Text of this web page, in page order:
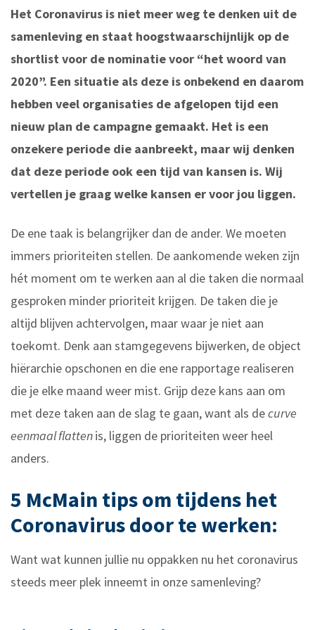
Het Coronavirus is niet meer weg te denken uit de
samenleving en staat hoogstwaarschijnlijk op de
shortlist voor de nominatie voor “het woord van
2020”. Een situatie als deze is onbekend en daarom
hebben veel organisaties de afgelopen tijd een
nieuw plan de campagne gemaakt. Het is een
onzekere periode die aanbreekt, maar wij denken
dat deze periode ook een tijd van kansen is. Wij
vertellen je graag welke kansen er voor jou liggen.
De ene taak is belangrijker dan de ander. We moeten
immers prioriteiten stellen. De aankomende weken zijn
hét moment om te werken aan al die taken die normaal
gesproken minder prioriteit krijgen. De taken die je
altijd blijven achtervolgen, maar waar je niet aan
toekomt. Denk aan stamgegevens bijwerken, de object
hiërarchie opschonen en die ene rapportage realiseren
die je elke maand weer mist. Grijp deze kans aan om
met deze taken aan de slag te gaan, want als decurve
eenmaal flattenis, liggen de prioriteiten weer heel
anders.
5 McMain tips om tijdens het
Coronavirus door te werken:
Want wat kunnen jullie nu oppakken nu het coronavirus
steeds meer plek inneemt in onze samenleving?